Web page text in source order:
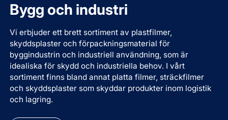
Bygg och industri
Vi erbjuder ett brett sortiment av plastfilmer,
skyddsplaster och förpackningsmaterial för
byggindustrin och industriell användning, som är
idealiska för skydd och industriella behov. I vårt
sortiment finns bland annat platta filmer, sträckfilmer
och skyddsplaster som skyddar produkter inom logistik
och lagring.